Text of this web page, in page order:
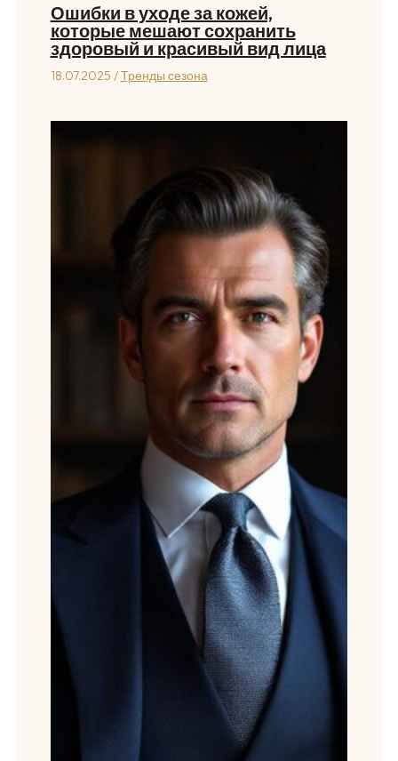
Ошибки в уходе за кожей,
которые мешают сохранить
здоровый и красивый вид лица
18.07.2025 /Тренды сезона